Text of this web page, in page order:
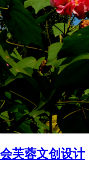
芙蓉文创设计